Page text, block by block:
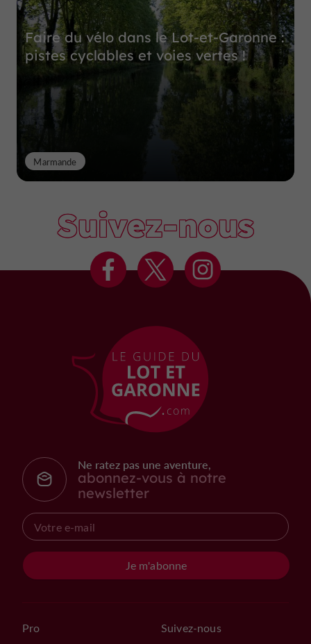
Faire du vélo dans le Lot-et-Garonne :
pistes cyclables et voies vertes !
Marmande
Suivez-nous
Ne ratez pas une aventure,
abonnez-vous à notre
newsletter
Je m'abonne
Pro Suivez-nous